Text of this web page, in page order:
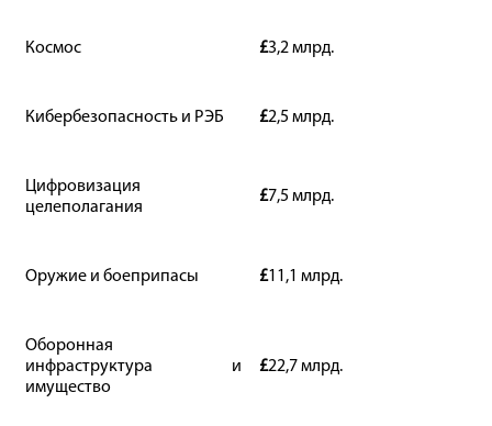
Космос £3,2 млрд.
Кибербезопасность и РЭБ £2,5 млрд.
Цифровизация
целеполагания
£7,5 млрд.
Оружие и боеприпасы £11,1 млрд.
Оборонная
инфраструктура и
имущество
£22,7 млрд.